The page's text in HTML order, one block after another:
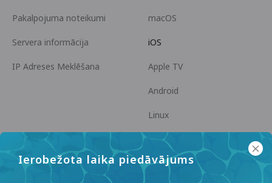
Ierobežota laika piedāvājums
Pakalpojuma noteikumi
Servera informācija
IP Adreses Meklēšana
macOS
iOS
Apple TV
Android
Linux
Android TV
Palīdzības centrs Sadarbība